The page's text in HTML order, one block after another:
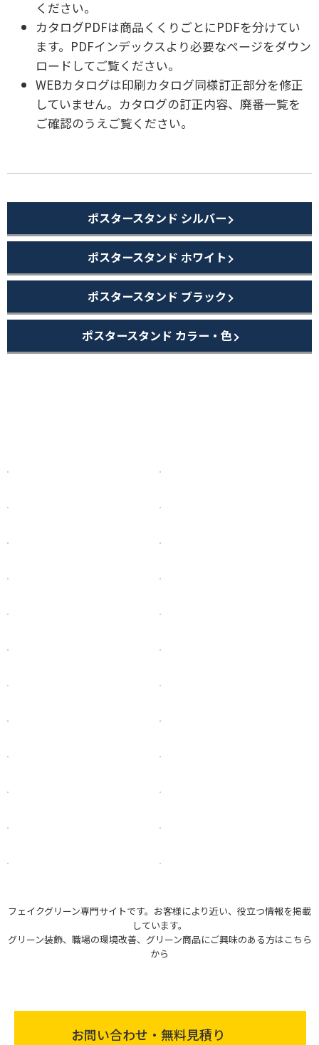
ください。
カタログPDFは商品くくりごとにPDFを分けてい
ます。PDFインデックスより必要なページをダウン
ロードしてご覧ください。
WEBカタログは印刷カタログ同様訂正部分を修正
していません。カタログの訂正内容、廃番一覧を
ご確認のうえご覧ください。
ポスタースタンド シルバー
ポスタースタンド ホワイト
ポスタースタンド ブラック
ポスタースタンド カラー・色
フェイクグリーン専門サイトです。お客様により近い、役立つ情報を掲載
しています。
グリーン装飾、職場の環境改善、グリーン商品にご興味のある方はこちら
から
お問い合わせ・無料見積り